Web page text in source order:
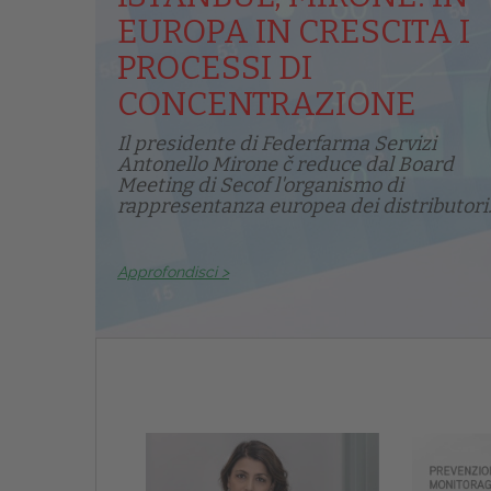
EUROPA IN CRESCITA I
PROCESSI DI
CONCENTRAZIONE
Il presidente di Federfarma Servizi
Antonello Mirone č reduce dal Board
Meeting di Secof l'organismo di
rappresentanza europea dei
Approfondisci >